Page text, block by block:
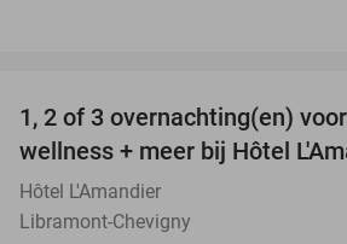
TODAY
1, 2 of 3 overnachting(en)
wellness + meer bij Hôtel
Hôtel L'Amandier
Libramont-Chevigny